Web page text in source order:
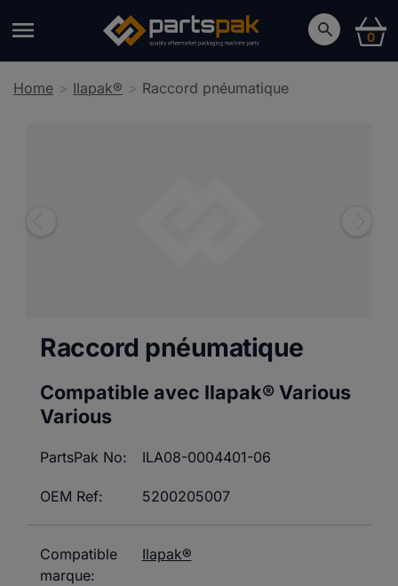
0
Home Ilapak® Raccord pnéumatique
Raccord pnéumatique
Compatible avec Ilapak®Various
Various
PartsPak No: ILA08-0004401-06
OEM Ref: 5200205007
Compatible
marque:
Ilapak®